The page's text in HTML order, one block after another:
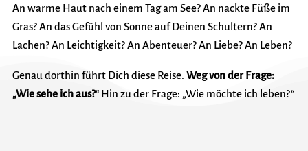
An warme Haut nach einem Tag am See?An nackte Füße im
Gras?An das Gefühl von Sonne auf Deinen Schultern?An
Lachen?An Leichtigkeit?An Abenteuer?An Liebe?An Leben?
Genau dorthin führt Dich diese Reise. Weg von der Frage:
„Wie sehe ich aus?“ Hin zu der Frage: „Wie möchte ich leben?“